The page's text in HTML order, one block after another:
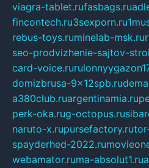
viagra-tablet.rufasbags.ru
fincontech.ru3sexporn.ru
rebus-toys.ruminelab-msk.ru
seo-prodvizhenie-sajtov-
card-voice.ru
domizbrusa-9x12spb.ru
a380club.ruargentinamia.ru
perk-oka.rug-octopus.ru
naruto-x.rupursefactory.ru
spayderhed-2022.ru
webamator.ruma-absolut1.ru